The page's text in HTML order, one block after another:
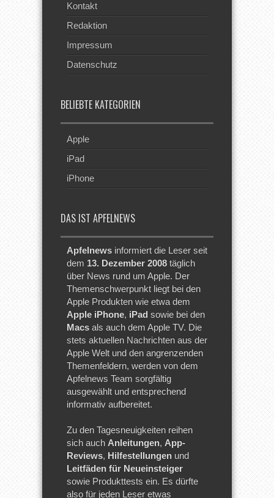
Kontakt
Redaktion
Impressum
Datenschutz
BELIEBTE KATEGORIEN
Apple
iPad
iPhone
DAS IST APFELNEWS
Apfelnews informiert die Leser seit
dem 13. Dezember 2008 täglich
über News rund um Apple. Der
Themenschwerpunkt liegt bei den
Apple Produkten wie etwa dem
Apple iPhone, iPad sowie bei den
Macs als auch dem Apple TV. Die
stets aktuellen Nachrichten aus der
Apple Welt und den angrenzenden
Themenfeldern, werden von dem
Apfelnews Team sorgfältig
ausgewählt und entsprechend
informativ aufbereitet.
Zu den Tagesneuigkeiten reihen
sich auch Anleitungen, App-
Reviews, Hilfestellungen und
Leitfäden für Neueinsteiger
sowie Produkttests ein. Es dürfte
also für jeden Leser etwas